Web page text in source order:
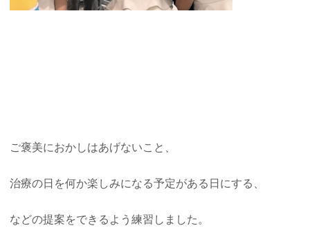
ご褒美におかしはあげないこと、
治療の日を何か楽しみになる予定がある日にする、
などの提案をできるよう練習しました。